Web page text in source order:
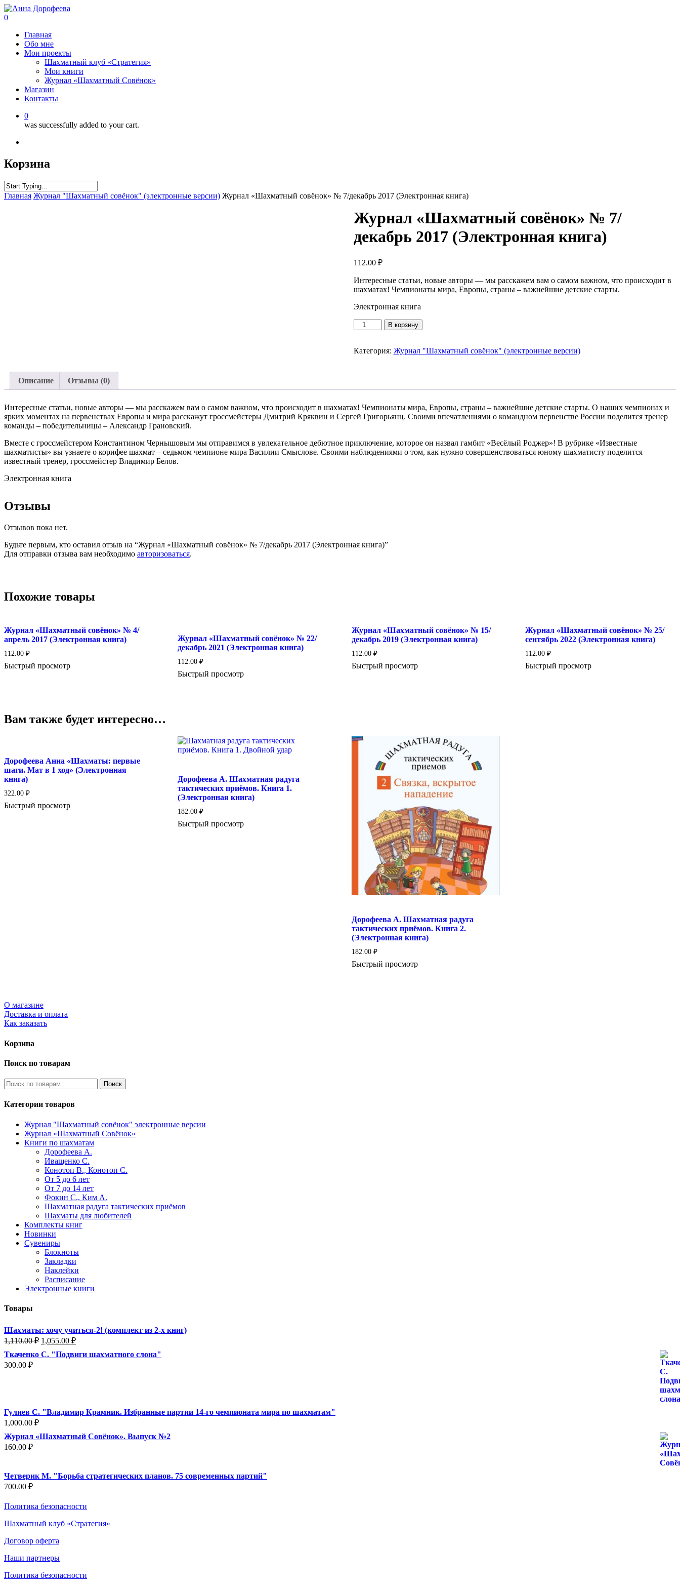
0
Главная
Обо мне
Мои проекты
Шахматный клуб «Стратегия»
Мои книги
Журнал «Шахматный Совёнок»
Магазин
Контакты
0
was successfully added to your cart.
Корзина
Главная Журнал "Шахматный совёнок" (электронные версии) Журнал «Шахматный совёнок» № 7/декабрь 2017 (Электронная книга)
Журнал «Шахматный совёнок» № 7/
декабрь 2017 (Электронная книга)
112.00 ₽
Интересные статьи, новые авторы — мы расскажем вам о самом важном, что происходит в
шахматах! Чемпионаты мира, Европы, страны – важнейшие детские старты.
Электронная книга
Количество
товара
"Шахматный
(Электронная
книга)
В корзину
Категория: Журнал "Шахматный совёнок" (электронные версии)
Описание Отзывы (0)
Интересные статьи, новые авторы — мы расскажем вам о самом важном, что происходит в шахматах! Чемпионаты мира, Европы, страны – важнейшие детские старты. О наших чемпионах и
ярких моментах на первенствах Европы и мира расскажут гроссмейстеры Дмитрий Кряквин и Сергей Григорьянц. Своими впечатлениями о командном первенстве России поделится тренер
команды – победительницы – Александр Грановский.
Вместе с гроссмейстером Константином Чернышовым мы отправимся в увлекательное дебютное приключение, которое он назвал гамбит «Весёлый Роджер»! В рубрике «Известные
шахматисты» вы узнаете о корифее шахмат – седьмом чемпионе мира Василии Смыслове. Своими наблюдениями о том, как нужно совершенствоваться юному шахматисту поделится
известный тренер, гроссмейстер Владимир Белов.
Электронная книга
Отзывы
Отзывов пока нет.
Будьте первым, кто оставил отзыв на “Журнал «Шахматный совёнок» № 7/декабрь 2017 (Электронная книга)”
Для отправки отзыва вам необходимо авторизоваться.
Похожие товары
Журнал «Шахматный совёнок» № 4/
апрель 2017 (Электронная книга)
112.00 ₽
Быстрый просмотр
Журнал «Шахматный совёнок» № 22/
декабрь 2021 (Электронная книга)
112.00₽
Быстрый просмотр
Журнал «Шахматный совёнок» № 15/
декабрь 2019 (Электронная книга)
112.00 ₽
Быстрый просмотр
Журнал «Шахматный совёнок» № 25/
сентябрь 2022 (Электронная книга)
112.00 ₽
Быстрый просмотр
Вам также будет интересно…
Дорофеева Анна «Шахматы: первые
шаги. Мат в 1 ход» (Электронная
книга)
322.00 ₽
Быстрый просмотр
Дорофеева А. Шахматная радуга
тактических приёмов. Книга 1.
(Электронная книга)
182.00₽
Быстрый просмотр
Дорофеева А. Шахматная радуга
тактических приёмов. Книга 2.
(Электронная книга)
182.00 ₽
Быстрый просмотр
О магазине
Доставка и оплата
Как заказать
Корзина
Поиск по товарам
Искать: Поиск
Категории товаров
Журнал "Шахматный совёнок" электронные версии
Журнал «Шахматный Совёнок»
Книги по шахматам
Дорофеева А.
Иващенко С.
Конотоп В., Конотоп С.
От 5 до 6 лет
От 7 до 14 лет
Фокин С., Ким А.
Шахматная радуга тактических приёмов
Шахматы для любителей
Комплекты книг
Новинки
Сувениры
Блокноты
Закладки
Наклейки
Расписание
Электронные книги
Товары
Шахматы: хочу учиться-2! (комплект из 2-х книг)
1,110.00₽ Первоначальная
составляла
1,055.00 ₽Текущая
1,055.00 ₽.
Ткаченко С. "Подвиги шахматного слона"
300.00 ₽
Гулиев С. "Владимир Крамник. Избранные партии 14-го чемпионата мира по шахматам"
1,000.00 ₽
Журнал «Шахматный Совёнок». Выпуск №2
160.00 ₽
Четверик М. "Борьба стратегических планов. 75 современных партий"
700.00 ₽
Политика безопасности
Шахматный клуб «Стратегия»
Договор оферта
Наши партнеры
Политика безопасности